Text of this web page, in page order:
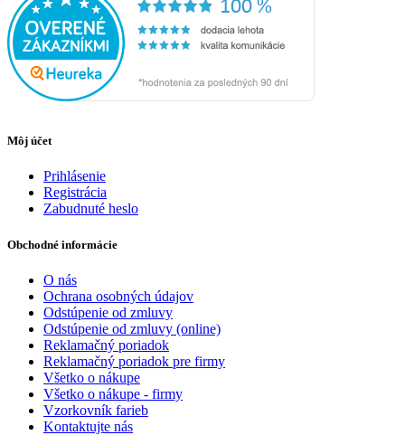
Môj účet
Prihlásenie
Registrácia
Zabudnuté heslo
Obchodné informácie
O nás
Ochrana osobných údajov
Odstúpenie od zmluvy
Odstúpenie od zmluvy (online)
Reklamačný poriadok
Reklamačný poriadok pre firmy
Všetko o nákupe
Všetko o nákupe - firmy
Vzorkovník farieb
Kontaktujte nás